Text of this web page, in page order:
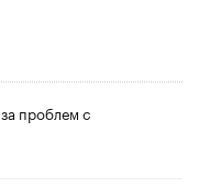
проблем с